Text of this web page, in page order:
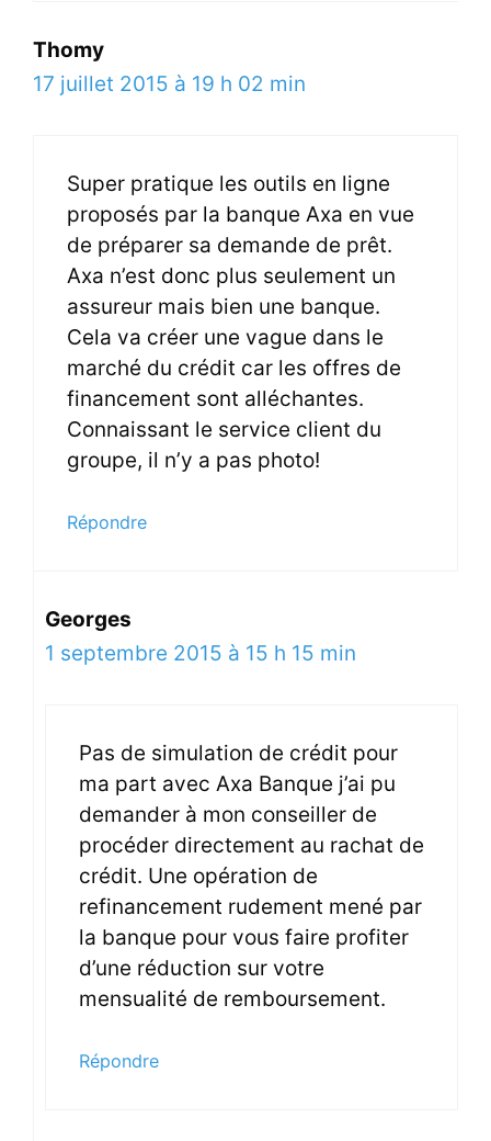
Thomy
17 juillet 2015 à 19 h 02 min
Super pratique les outils en ligne
proposés par la banque Axa en vue
de préparer sa demande de prêt.
Axa n’est donc plus seulement un
assureur mais bien une banque.
Cela va créer une vague dans le
marché du crédit car les offres de
financement sont alléchantes.
Connaissant le service client du
groupe, il n’y a pas photo!
Répondre
Georges
1 septembre 2015 à 15 h 15 min
Pas de simulation de crédit pour
ma part avec Axa Banque j’ai pu
demander à mon conseiller de
procéder directement au rachat de
crédit. Une opération de
refinancement rudement mené par
la banque pour vous faire profiter
d’une réduction sur votre
mensualité de remboursement.
Répondre